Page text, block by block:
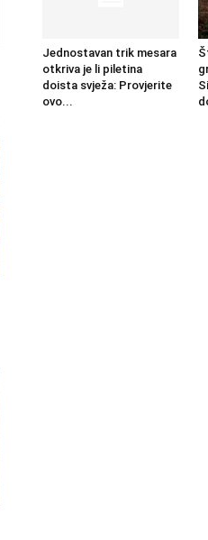
Jednostavan trik mesara
otkriva je li piletina
doista svježa: Provjerite
ovo...